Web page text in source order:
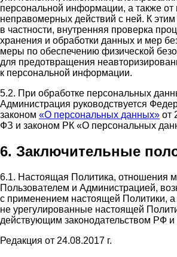
персональной информации, а также от
неправомерных действий с ней. К
в частности, внутренняя проверка
хранения и обработки данных и мер
меры по обеспечению физической
для предотвращения
к персональной информации.
5.2. При обработке персональных
Администрация руководствуется
законом «О персональных данных» от
ФЗ и законом РК «О персональных
6. Заключительные
6.1. Настоящая Политика, отношения
Пользователем и Администрацией,
с применением настоящей Политики,
не урегулированные настоящей
действующим законодательством РФ и
Редакция от 24.08.2017 г.